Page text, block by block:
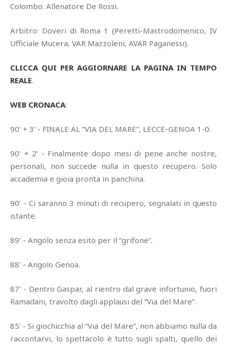
Colombo. Allenatore De Rossi.
Arbitro: Doveri di Roma 1 (Peretti-Mastrodomenico, IV
Ufficiale Mucera, VAR Mazzoleni, AVAR Paganessi).
CLICCA QUI PER AGGIORNARE LA PAGINA IN TEMPO
REALE.
WEB CRONACA:
90' + 3' - FINALE AL “VIA DEL MARE”, LECCE-GENOA 1-0.
90' + 2' - Finalmente dopo mesi di pene anche nostre,
personali, non succede nulla in questo recupero. Solo
accademia e gioia pronta in panchina.
90' - Ci saranno 3 minuti di recupero, segnalati in questo
istante.
89' - Angolo senza esito per il “grifone”.
88' - Angolo Genoa.
87' - Dentro Gaspar, al rientro dal grave infortunio, fuori
Ramadani, travolto dagli applausi del “Via del Mare”.
85' - Si giochicchia al “Via del Mare”, non abbiamo nulla da
raccontarvi, lo spettacolo è tutto sugli spalti, quello dei